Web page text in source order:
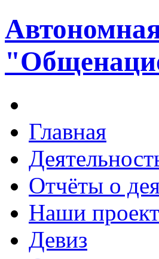
Главная
Отчёты о
Наши
Девиз